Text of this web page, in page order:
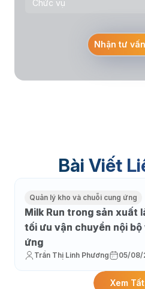
Nhận tư
Bài Viết
Quản lý kho và chuỗi cung ứng
Milk Run trong sản xuất
tối ưu vận chuyển nội
ứng
Trần Thị Linh Phương 05/08/
Xem